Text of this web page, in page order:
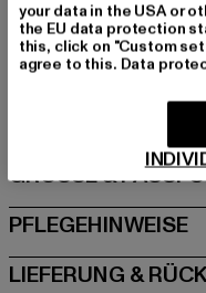
Hersteller: Adidas AG |
Adi-Dassler-Straße 1 |
GRÖSSE &
PFLEGEHINWEISE
LIEFERUNG &
your data in the USA or
the EU data protection
this, click on "Custom
agree to this. Data